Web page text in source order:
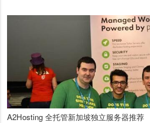
A2Hosting 全托管新加坡独立服务器推荐